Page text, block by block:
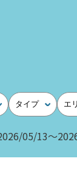
タイプ エ
05/13～